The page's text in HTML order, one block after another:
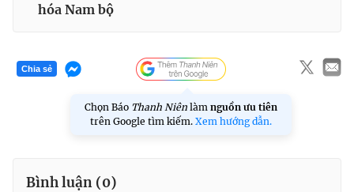
hóa Nam bộ
Chia sẻ
Chọn Báo Thanh Niên làm nguồn ưu tiên
trên Google tìm kiếm. Xem hướng dẫn.
Bình luận (0)